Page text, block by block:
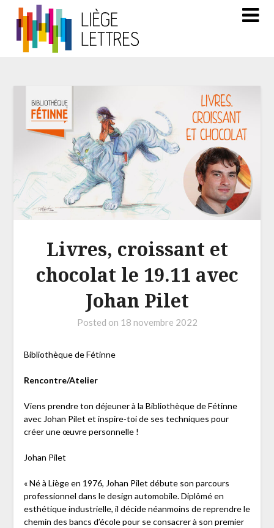
Livres, croissant et
chocolat le 19.11 avec
Johan Pilet
Posted on 18 novembre 2022
Bibliothèque de Fétinne
Rencontre/Atelier
Viens prendre ton déjeuner à la Bibliothèque de Fétinne
avec Johan Pilet et inspire-toi de ses techniques pour
créer une œuvre personnelle !
Johan Pilet
« Né à Liège en 1976, Johan Pilet débute son parcours
professionnel dans le design automobile. Diplômé en
esthétique industrielle, il décide néanmoins de reprendre le
chemin des bancs d’école pour se consacrer à son premier